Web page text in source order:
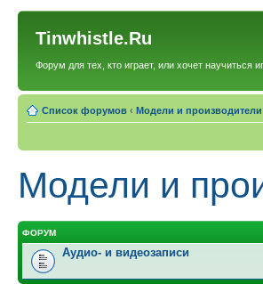
Tinwhistle.Ru
Форум для тех, кто играет, или хочет научиться
Список форумов ‹ Модели и
Модели и
ФОРУМ
Аудио- и видеозаписи